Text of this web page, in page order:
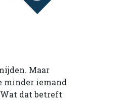
Maar
minder iemand
dat betreft